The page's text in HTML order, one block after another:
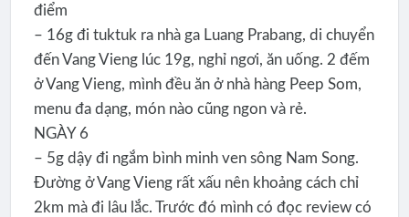
điểm
– 16g đi tuktuk ra nhà ga Luang Prabang, di chuyển
đến Vang Vieng lúc 19g, nghỉ ngơi, ăn uống. 2 đếm
ở Vang Vieng, mình đều ăn ở nhà hàng Peep Som,
menu đa dạng, món nào cũng ngon và rẻ.
NGÀY 6
– 5g dậy đi ngắm bình minh ven sông Nam Song.
Đường ở Vang Vieng rất xấu nên khoảng cách chỉ
2km mà đi lâu lắc. Trước đó mình có đọc review có